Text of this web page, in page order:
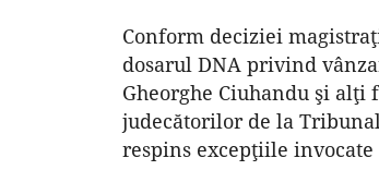
Conform deciziei
dosarul DNA privind
Gheorghe Ciuhandu şi
judecătorilor de la
respins excepţiile invocate